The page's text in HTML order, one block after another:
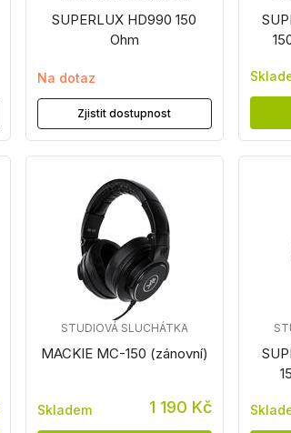
SUPERLUX HD990 150
Ohm
Na dotaz
Zjistit dostupnost
MACKIE MC-150 (zánovní)
STUDIOVÁ SLUCHÁTKA
Skladem 1 190 Kč